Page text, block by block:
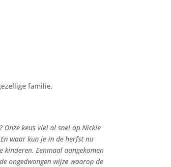
familie.
keus viel al snel op Nickie
waar kun je in de herfst nu
kinderen. Eenmaal aangekomen
ongedwongen wijze waarop de